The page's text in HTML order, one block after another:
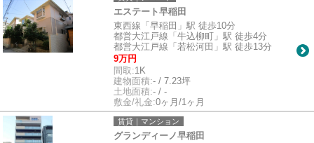
エステート早稲田
東西線「早稲田」駅 徒歩10分
都営大江戸線「牛込柳町」駅 徒歩4分
都営大江戸線「若松河田」駅 徒歩13分
9万円
間取:1K
建物面積:- / 7.23坪
土地面積:- / -
敷金/礼金:0ヶ月/1ヶ月
賃貸｜マンション
グランディーノ早稲田